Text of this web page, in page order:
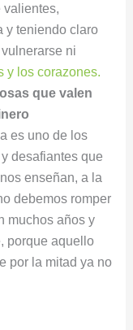
valientes,
y teniendo claro
ni
y los corazones.
que valen
es uno de los
desafiantes que
enseñan, a la
debemos romper
muchos años y
porque aquello
por la mitad ya no